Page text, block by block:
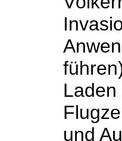
und